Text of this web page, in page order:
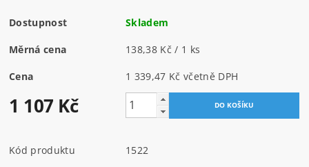
Dostupnost Skladem
Měrná cena 138,38 Kč / 1 ks
Cena 1 339,47 Kč včetně DPH
1 107 Kč
Kód produktu
1522